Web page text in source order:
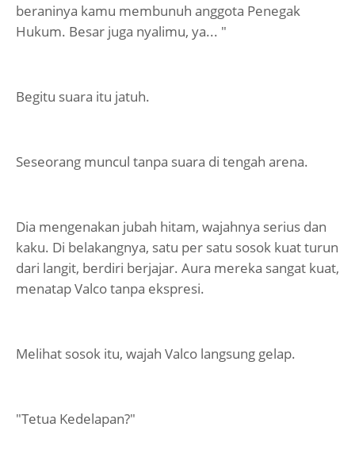
beraninya kamu membunuh anggota Penegak
Hukum. Besar juga nyalimu, ya... "
Begitu suara itu jatuh.
Seseorang muncul tanpa suara di tengah arena.
Dia mengenakan jubah hitam, wajahnya serius dan
kaku. Di belakangnya, satu per satu sosok kuat turun
dari langit, berdiri berjajar. Aura mereka sangat kuat,
menatap Valco tanpa ekspresi.
Melihat sosok itu, wajah Valco langsung gelap.
"Tetua Kedelapan?"